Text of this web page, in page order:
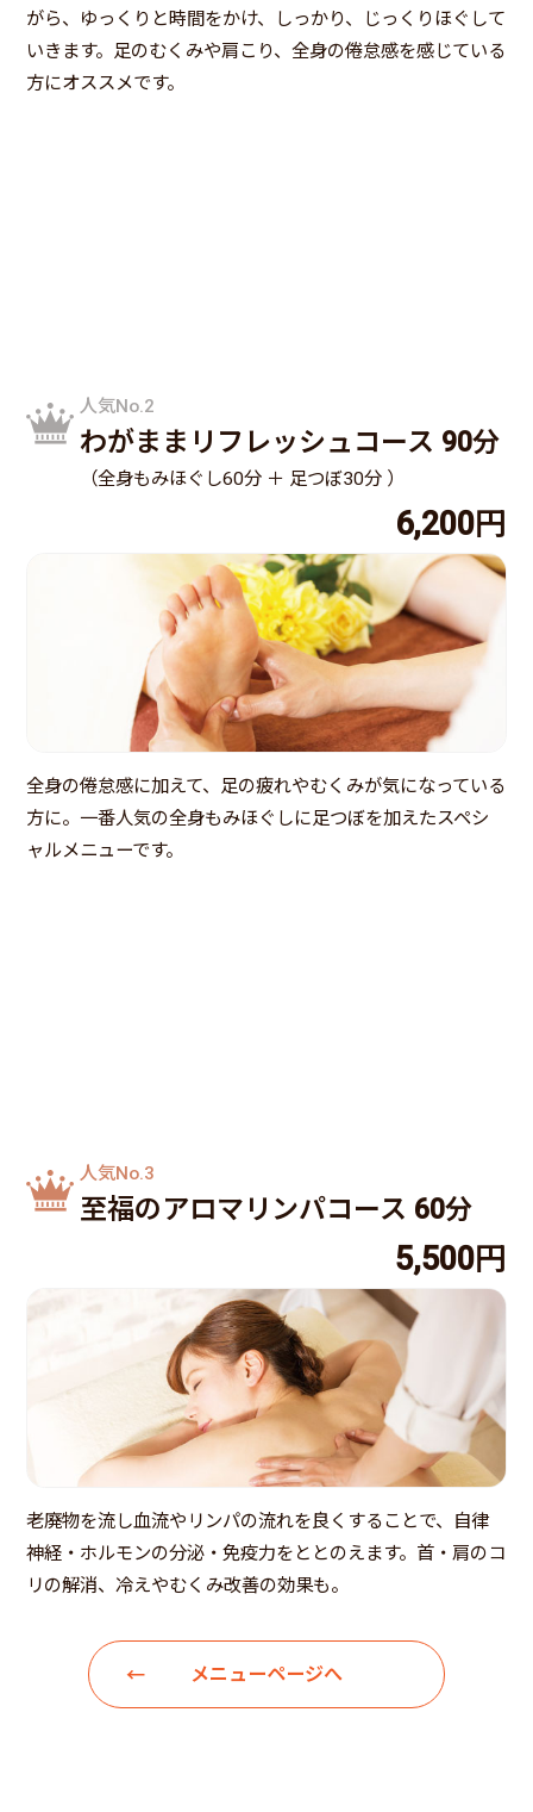
がら、ゆっくりと時間をかけ、しっかり、じっくりほぐして
いきます。足のむくみや肩こり、全身の倦怠感を感じている
方にオススメです。
人気No.2
わがままリフレッシュコース 90分
（全身もみほぐし60分 ＋ 足つぼ30分 ）
6,200円
全身の倦怠感に加えて、足の疲れやむくみが気になっている
方に。一番人気の全身もみほぐしに足つぼを加えたスペシ
ャルメニューです。
人気No.3
至福のアロマリンパコース 60分
5,500円
老廃物を流し血流やリンパの流れを良くすることで、自律
神経・ホルモンの分泌・免疫力をととのえます。首・肩のコ
リの解消、冷えやむくみ改善の効果も。
メニューページへ